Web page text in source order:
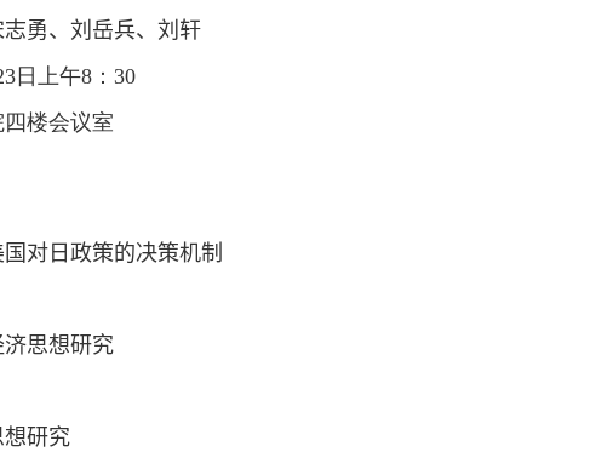
勇、 刘岳兵、 刘轩
3 日上午8 ： 30
楼会议室
对日政策的决策机制
思想研究
想研究